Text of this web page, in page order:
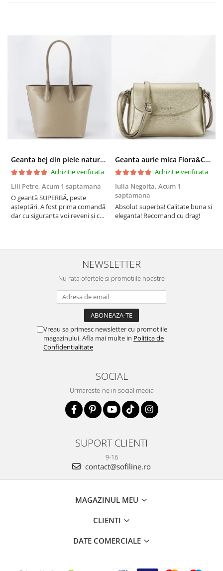
Geanta bej din piele naturala 8966 123
Achizitie verificata
Lili Petre, Acum 1 saptamana
O geantă SUPERBĂ, peste
așteptări. A fost prima comandă
dar cu siguranța voi reveni și cu
doua zi). RECOMAND SOFILINE!!!
Geanta aurie mica Flora&CO Paris H6930 16
Achizitie verificata
Iulia Negoita, Acum 1
saptamana
Absolut superba! Calitate buna si
eleganta! Recomand cu drag!
NEWSLETTER
Nu rata ofertele si promotiile noastre
Vreau sa primesc newsletter cu promotiile
magazinului. Afla mai multe in Politica de
Confidentialitate
SOCIAL
Urmareste-ne in social media
SUPORT CLIENTI
9-16
contact@sofiline.ro
MAGAZINUL MEU
CLIENTI
DATE COMERCIALE